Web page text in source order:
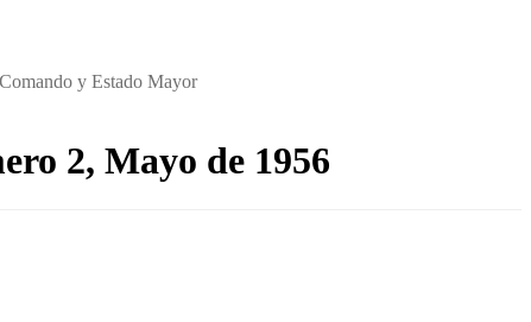
y Estado Mayor
2, Mayo de 1956